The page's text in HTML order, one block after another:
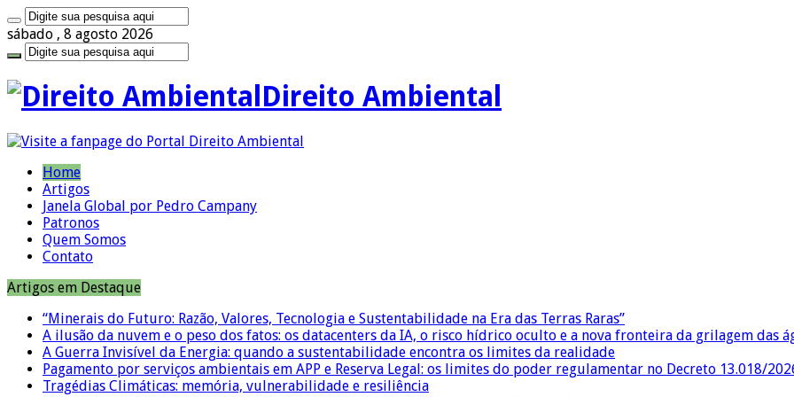
sábado , 8 agosto 2026
Direito Ambiental
Home
Artigos
Janela Global por Pedro Campany
Patronos
Quem Somos
Contato
Artigos em Destaque
“Minerais do Futuro: Razão, Valores, Tecnologia e Sustentabilidade na Era das Terras Raras”
A ilusão da nuvem e o peso dos fatos: os datacenters da IA, o risco hídrico oculto e a nova fronteira da grilagem das
A Guerra Invisível da Energia: quando a sustentabilidade encontra os limites da realidade
Pagamento por serviços ambientais em APP e Reserva Legal: os limites do poder regulamentar no Decreto 13.018/
Tragédias Climáticas: memória, vulnerabilidade e resiliência